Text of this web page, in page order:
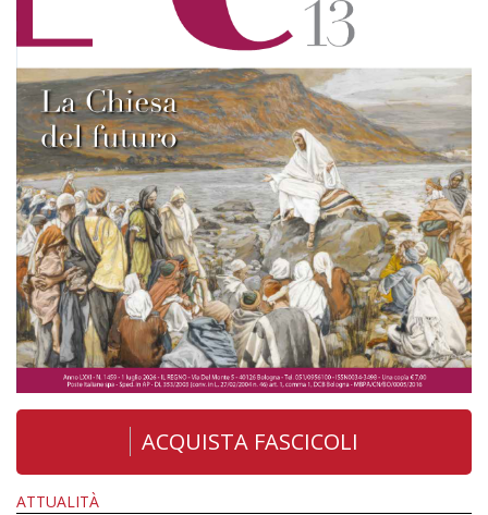
ACQUISTA FASCICOLI
ATTUALITÀ